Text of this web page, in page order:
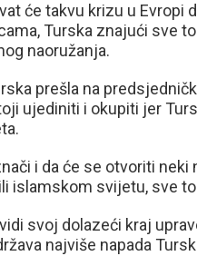
će takvu krizu u Evropi
Turska znajući sve
naoružanja.
prešla na
ujediniti i okupiti jer
i da će se otvoriti
islamskom svijetu, sve
svoj dolazeći kraj
najviše napada